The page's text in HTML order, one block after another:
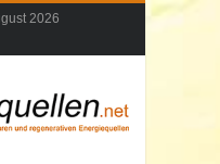
2026